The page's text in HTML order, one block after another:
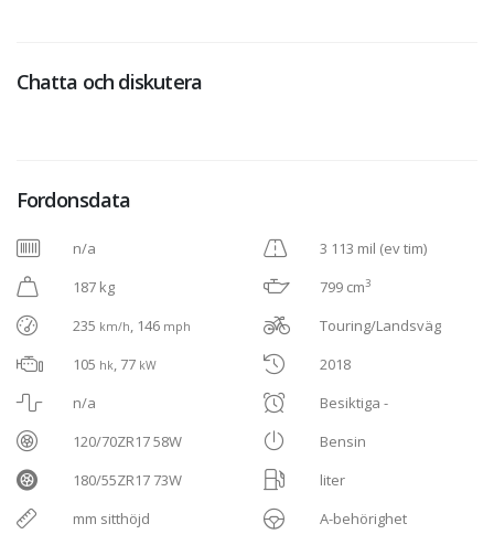
Chatta och diskutera
Fordonsdata
n/a
187 kg
235 km/h, 146 mph
105 hk, 77 kW
n/a
120/70ZR17 58W
180/55ZR17 73W
mm sitthöjd
3 113 mil (ev tim)
799 cm3
Touring/Landsväg
2018
Besiktiga -
Bensin
liter
A-behörighet